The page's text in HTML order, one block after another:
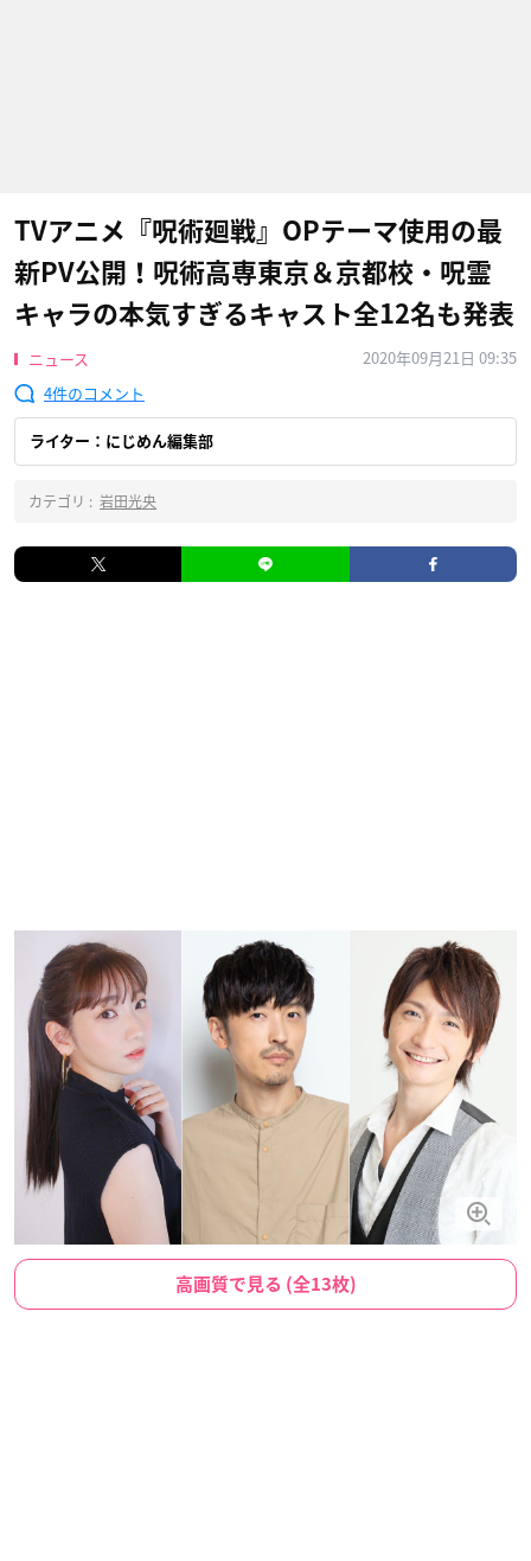
TVアニメ『呪術廻戦』OPテーマ使用の最
新PV公開！呪術高専東京＆京都校・呪霊
キャラの本気すぎるキャスト全12名も発表
ニュース
2020年09月21日 09:35
4
ライター：にじめん編集部
カテゴリ : 岩田光央
高画質で見る (全13枚)